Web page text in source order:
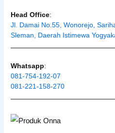
Head Office:
Jl. Damai No.55, Wonorejo,
Sleman, Daerah Istimewa
Whatsapp:
081-754-192-07
081-221-158-270